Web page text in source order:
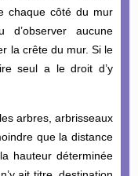
chaque côté du mur
aucune
la crête du mur. Si le
seul a le droit d’y
arbres, arbrisseaux
que la distance
hauteur déterminée